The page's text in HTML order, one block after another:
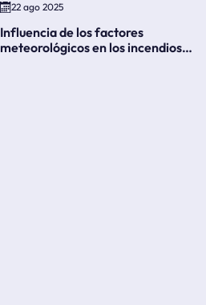
22 ago 2025
Influencia de los factores
meteorológicos en los incendios